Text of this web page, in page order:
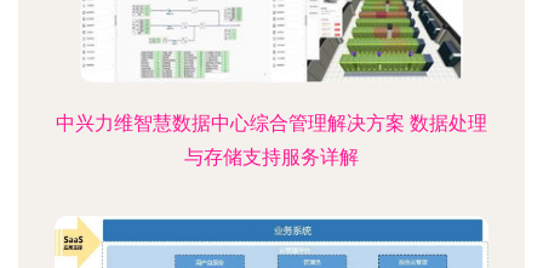
中兴力维智慧数据中心综合管理解决方案 数据处理
与存储支持服务详解